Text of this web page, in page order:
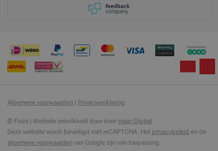
© Fixza | Website ontwikkeld door door Haan Digital .
Deze website wordt beveiligd met reCAPTCHA. Het privacybeleid en de
algemene voorwaarden van Google zijn van toepassing.
Algemene voorwaarden Privacyverklaring